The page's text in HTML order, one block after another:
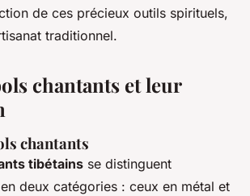
de ces précieux outils spirituels,
traditionnel.
chantants et leur
chantants
tibétains se distinguent
deux catégories : ceux en métal et